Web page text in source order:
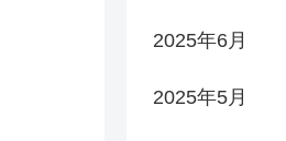
2025年6月
2025年5月